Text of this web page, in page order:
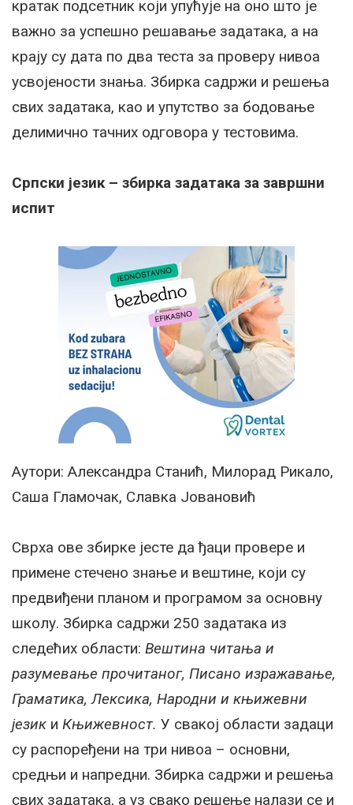
кратак подсетник који упућује на оно што је
важно за успешно решавање задатака, а на
крају су дата по два теста за проверу нивоа
усвојености знања. Збирка садржи и решења
свих задатака, као и упутство за бодовање
делимично тачних одговора у тестовима.
Српски језик – збирка задатака за завршни
испит
Аутори: Александра Станић, Милорад Рикало,
Саша Гламочак, Славка Јовановић
Сврха ове збирке јесте да ђаци провере и
примене стечено знање и вештине, који су
предвиђени планом и програмом за основну
школу. Збирка садржи 250 задатака из
следећих области: Вештина читања и
разумевање прочитаног, Писано изражавање,
Граматика, Лексика, Народни и књижевни
језик и Књижевност. У свакој области задаци
су распоређени на три нивоа – основни,
средњи и напредни. Збирка садржи и решења
свих задатака, а уз свако решење налази се и